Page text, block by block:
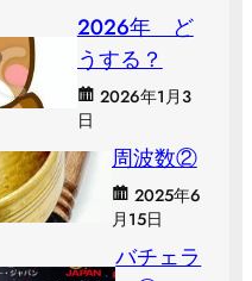
２０２６年 ど
うする？
2026年1月3
日
周波数②
2025年6
月15日
バチェラ